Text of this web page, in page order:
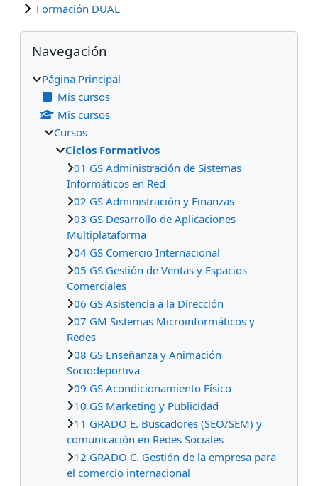
Formación DUAL
Bloques
Salta Navegación
Navegación
Página Principal
Mis cursos
Mis cursos
Cursos
Ciclos Formativos
01 GS Administración de Sistemas
Informáticos en Red
02 GS Administración y Finanzas
03 GS Desarrollo de Aplicaciones
Multiplataforma
04 GS Comercio Internacional
05 GS Gestión de Ventas y Espacios
Comerciales
06 GS Asistencia a la Dirección
07 GM Sistemas Microinformáticos y
Redes
08 GS Enseñanza y Animación
Sociodeportiva
09 GS Acondicionamiento Físico
10 GS Marketing y Publicidad
11 GRADO E. Buscadores (SEO/SEM) y
comunicación en Redes Sociales
12 GRADO C. Gestión de la empresa para
el comercio internacional